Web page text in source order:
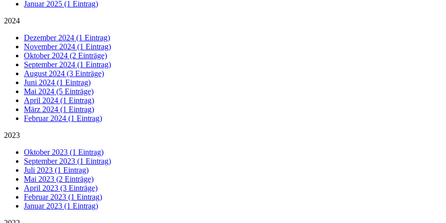
Januar 2025 (1 Eintrag)
2024
Dezember 2024 (1 Eintrag)
November 2024 (1 Eintrag)
Oktober 2024 (2 Einträge)
September 2024 (1 Eintrag)
August 2024 (3 Einträge)
Juni 2024 (1 Eintrag)
Mai 2024 (5 Einträge)
April 2024 (1 Eintrag)
März 2024 (1 Eintrag)
Februar 2024 (1 Eintrag)
2023
Oktober 2023 (1 Eintrag)
September 2023 (1 Eintrag)
Juli 2023 (1 Eintrag)
Mai 2023 (2 Einträge)
April 2023 (3 Einträge)
Februar 2023 (1 Eintrag)
Januar 2023 (1 Eintrag)